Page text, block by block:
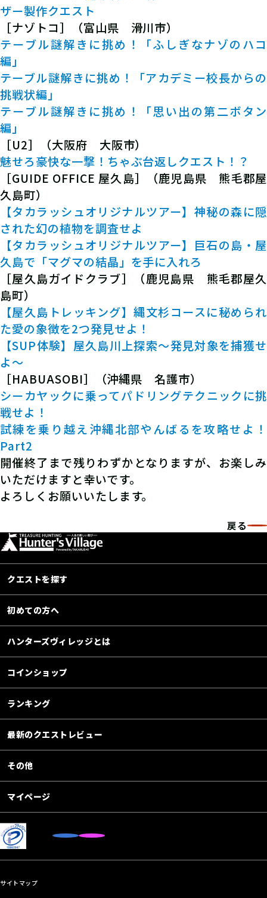
ザー製作クエスト
［ナゾトコ］（富山県 滑川市）
テーブル謎解きに挑め！「ふしぎなナゾのハコ
編」
テーブル謎解きに挑め！「アカデミー校長からの
挑戦状編」
テーブル謎解きに挑め！「思い出の第二ボタン
編」
［U2］（大阪府 大阪市）
魅せろ豪快な一撃！ちゃぶ台返しクエスト！？
［GUIDE OFFICE 屋久島］（鹿児島県 熊毛郡屋
久島町）
【タカラッシュオリジナルツアー】神秘の森に隠
された幻の植物を調査せよ
【タカラッシュオリジナルツアー】巨石の島・屋
久島で「マグマの結晶」を手に入れろ
［屋久島ガイドクラブ］（鹿児島県 熊毛郡屋久
島町）
【屋久島トレッキング】縄文杉コースに秘められ
た愛の象徴を2つ発見せよ！
【SUP体験】屋久島川上探索〜発見対象を捕獲せ
よ〜
［HABUASOBI］（沖縄県 名護市）
シーカヤックに乗ってパドリングテクニックに挑
戦せよ！
試練を乗り越え沖縄北部やんばるを攻略せよ！
Part2
開催終了まで残りわずかとなりますが、お楽しみ
いただけますと幸いです。
よろしくお願いいたします。
戻る
クエストを探す
初めての方へ
ハンターズヴィレッジとは
コインショップ
ランキング
最新のクエストレビュー
その他
マイページ
サイトマップ